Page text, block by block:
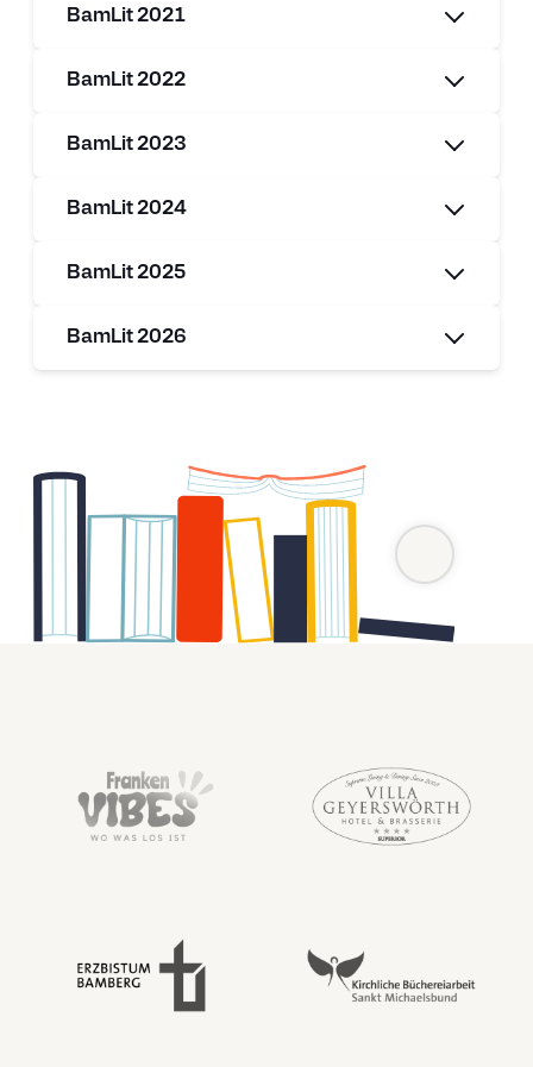
BamLit 2021
BamLit 2022
BamLit 2023
BamLit 2024
BamLit 2025
BamLit 2026